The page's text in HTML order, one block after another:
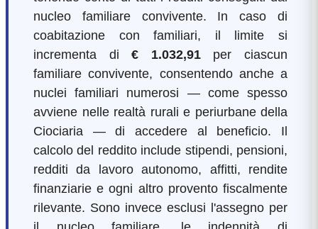
nucleo familiare convivente. In caso di
coabitazione con familiari, il limite si
incrementa di€ 1.032,91per ciascun
familiare convivente, consentendo anche a
nuclei familiari numerosi — come spesso
avviene nelle realtà rurali e periurbane della
Ciociaria — di accedere al beneficio. Il
calcolo del reddito include stipendi, pensioni,
redditi da lavoro autonomo, affitti, rendite
finanziarie e ogni altro provento fiscalmente
rilevante. Sono invece esclusi l'assegno per